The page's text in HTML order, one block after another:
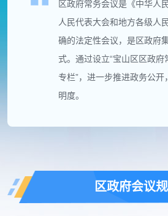
区政府常务会议是《中华人
人民代表大会和地方各级人
确的法定性会议，是区政府
式。通过设立“宝山区区政
专栏”，进一步推进政务公
明度。
区政府会议